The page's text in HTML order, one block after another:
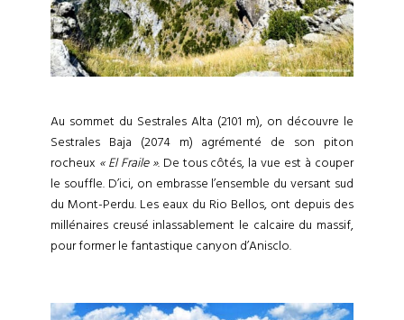
Au sommet du Sestrales Alta (2101 m), on découvre le
Sestrales Baja (2074 m) agrémenté de son piton
rocheux « El Fraile ». De tous côtés, la vue est à couper
le souffle. D’ici, on embrasse l’ensemble du versant sud
du Mont-Perdu. Les eaux du Rio Bellos, ont depuis des
millénaires creusé inlassablement le calcaire du massif,
pour former le fantastique canyon d’Anisclo.